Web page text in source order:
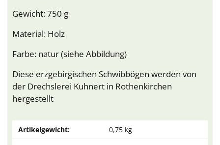
Gewicht: 750 g
Material: Holz
Farbe: natur (siehe Abbildung)
Diese erzgebirgischen Schwibbögen werden von
der Drechslerei Kuhnert in Rothenkirchen
hergestellt
Artikelgewicht: 0,75 kg